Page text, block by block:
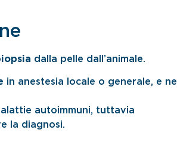
dalla pelle dall’animale.
in anestesia locale o generale, e nel
autoimmuni, tuttavia
la diagnosi.